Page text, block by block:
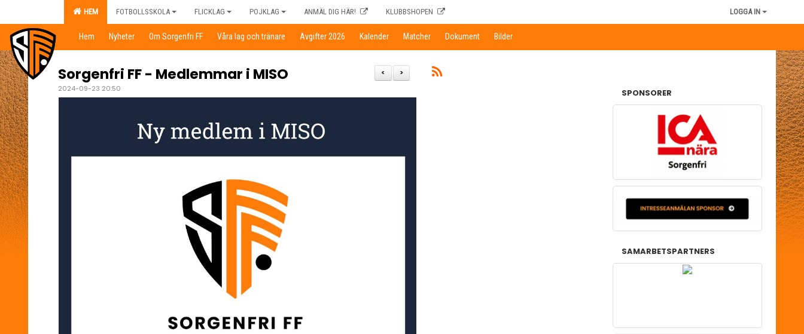
HEM FOTBOLLSSKOLA FLICKLAG POJKLAG ANMÄL DIG HÄR! KLUBBSHOPEN LOGGA IN
Hem Nyheter Om Sorgenfri FF Våra lag och tränare Avgifter 2026 Kalender Matcher Dokument Bilder
>
<
Sorgenfri FF - Medlemmar i MISO
2024-09-23 20:50 SPONSORER
SAMARBETSPARTNERS